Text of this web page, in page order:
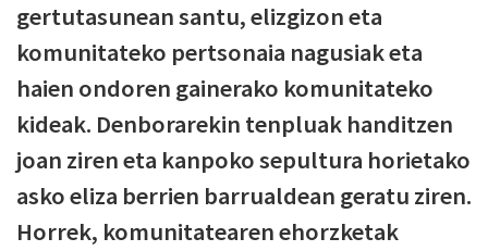
gertutasunean santu, elizgizon eta
komunitateko pertsonaia nagusiak eta
haien ondoren gainerako komunitateko
kideak. Denborarekin tenpluak handitzen
joan ziren eta kanpoko sepultura horietako
asko eliza berrien barrualdean geratu ziren.
Horrek, komunitatearen ehorzketak